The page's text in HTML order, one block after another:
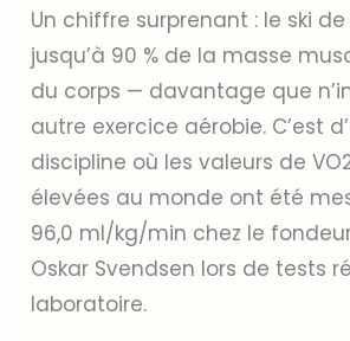
Un chiffre surprenant : le ski
jusqu’à 90 % de la masse
du corps — davantage que
autre exercice aérobie. C’est
discipline où les valeurs de
élevées au monde ont été
96,0 ml/kg/min chez le
Oskar Svendsen lors de tests
laboratoire.